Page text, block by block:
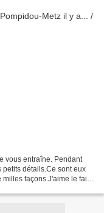
vous entraîne. Pendant
détails.Ce sont eux
façons.J'aime le faire